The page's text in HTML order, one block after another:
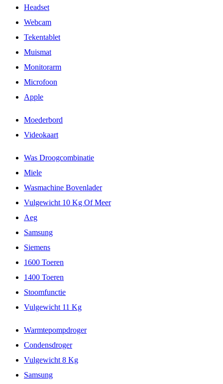
Headset
Webcam
Tekentablet
Muismat
Monitorarm
Microfoon
Apple
Moederbord
Videokaart
Was Droogcombinatie
Miele
Wasmachine Bovenlader
Vulgewicht 10 Kg Of Meer
Aeg
Samsung
Siemens
1600 Toeren
1400 Toeren
Stoomfunctie
Vulgewicht 11 Kg
Warmtepompdroger
Condensdroger
Vulgewicht 8 Kg
Samsung